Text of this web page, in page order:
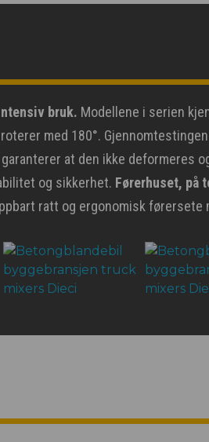
bruk. Modellene i serien
med 180°.
at den ikke deformeres
og sikkerhet. Førerhuset, på
ratt og ergonomisk førersete